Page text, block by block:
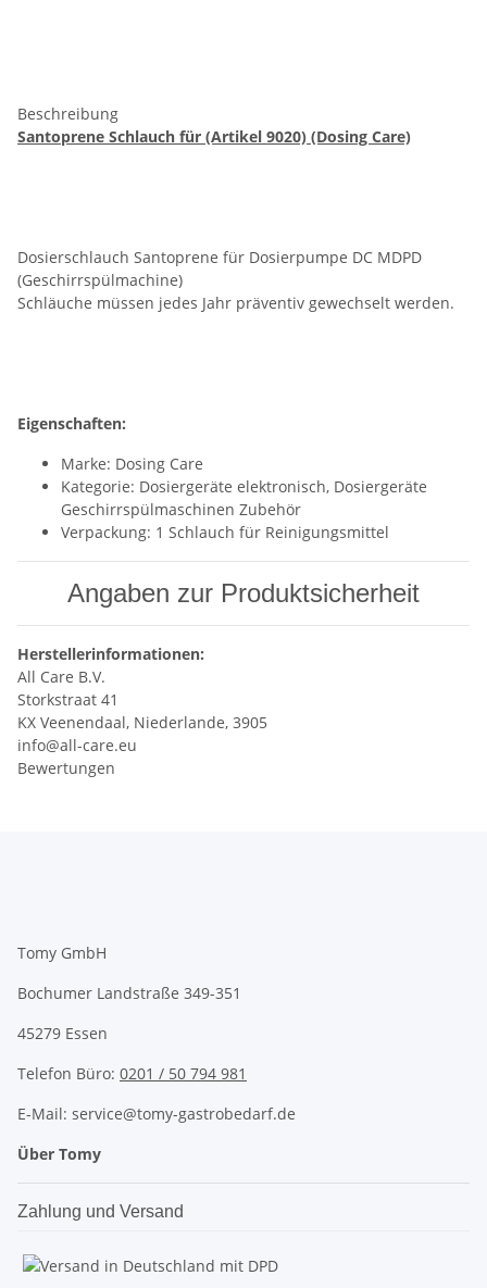
Beschreibung
Santoprene Schlauch für (Artikel 9020) (Dosing Care)
Dosierschlauch Santoprene für Dosierpumpe DC MDPD
(Geschirrspülmachine)
Schläuche müssen jedes Jahr präventiv gewechselt werden.
Eigenschaften:
Marke: Dosing Care
Kategorie: Dosiergeräte elektronisch, Dosiergeräte
Geschirrspülmaschinen Zubehör
Verpackung: 1 Schlauch für Reinigungsmittel
Angaben zur Produktsicherheit
Herstellerinformationen:
All Care B.V.
Storkstraat 41
KX Veenendaal, Niederlande, 3905
info@all-care.eu
Bewertungen
Tomy GmbH
Bochumer Landstraße 349-351
45279 Essen
Telefon Büro: 0201 / 50 794 981
E-Mail: service@tomy-gastrobedarf.de
Über Tomy
Zahlung und Versand